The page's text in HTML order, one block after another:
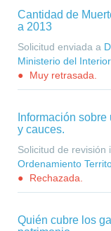
Cantidad de
a 2013
Solicitud enviada a
Ministerio del Interior
Muy retrasada.
Información
y cauces.
Solicitud de revisión
Ordenamiento
Rechazada.
Quién cubre los